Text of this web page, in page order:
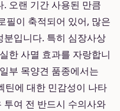
오랜 기간 사용된 만큼
필이 축적되어 있어, 많은
입니다. 특히 심장사상
한 사멸 효과를 자랑합니
부 목양견 품종에서는
틴에 대한 민감성이 나타
투여 전 반드시 수의사와